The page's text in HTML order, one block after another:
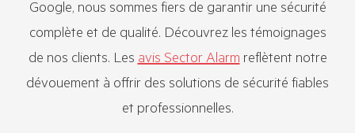
Google, nous sommes fiers de garantir une sécurité
complète et de qualité. Découvrez les témoignages
de nos clients. Lesavis Sector Alarmreflètent notre
dévouement à offrir des solutions de sécurité fiables
et professionnelles.